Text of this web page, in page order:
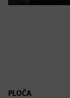
Play
PLOČA